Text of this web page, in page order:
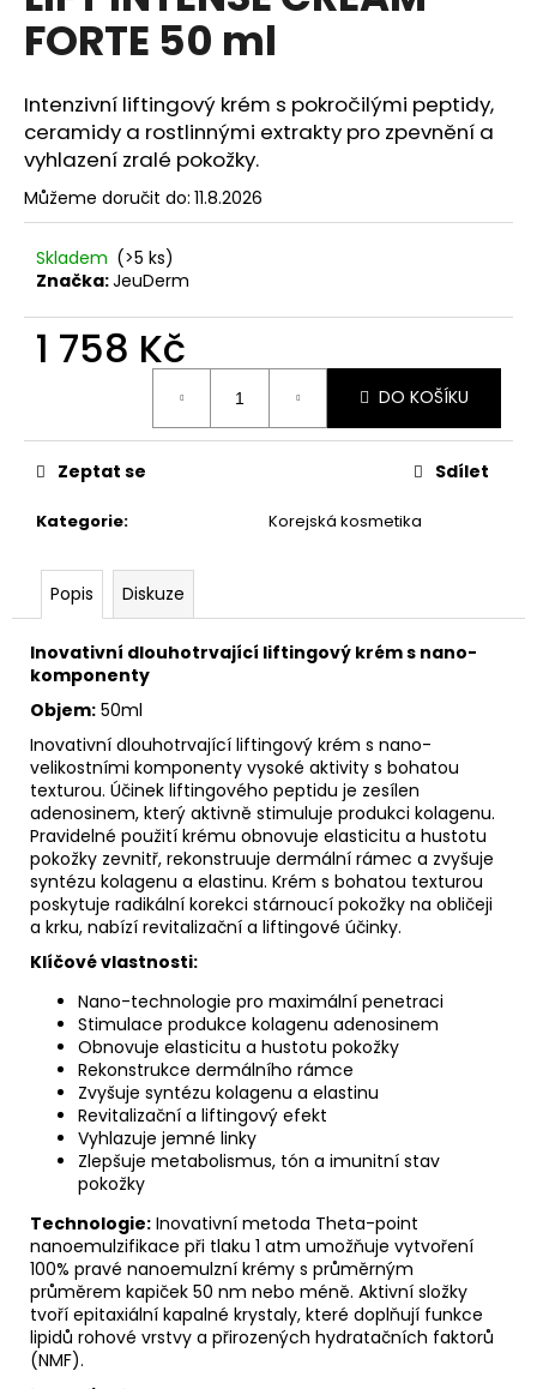
0,0
hvězdiček.
FORTE 50 ml
Intenzivní liftingový krém s pokročilými peptidy,
ceramidy a rostlinnými extrakty pro zpevnění a
vyhlazení zralé pokožky.
Můžeme doručit do: 11.8.2026
Skladem (>5 ks)
Značka:JeuDerm
1 758 Kč
DO KOŠÍKU
Kategorie: Korejská kosmetika
Zeptat se Sdílet
Popis Diskuze
Inovativní dlouhotrvající liftingový krém s nano-
komponenty
Objem: 50ml
Inovativní dlouhotrvající liftingový krém s nano-
velikostními komponenty vysoké aktivity s bohatou
texturou. Účinek liftingového peptidu je zesílen
adenosinem, který aktivně stimuluje produkci kolagenu.
Pravidelné použití krému obnovuje elasticitu a hustotu
pokožky zevnitř, rekonstruuje dermální rámec a zvyšuje
syntézu kolagenu a elastinu. Krém s bohatou texturou
poskytuje radikální korekci stárnoucí pokožky na obličeji
a krku, nabízí revitalizační a liftingové účinky.
Klíčové vlastnosti:
Nano-technologie pro maximální penetraci
Stimulace produkce kolagenu adenosinem
Obnovuje elasticitu a hustotu pokožky
Rekonstrukce dermálního rámce
Zvyšuje syntézu kolagenu a elastinu
Revitalizační a liftingový efekt
Vyhlazuje jemné linky
Zlepšuje metabolismus, tón a imunitní stav
pokožky
Technologie: Inovativní metoda Theta-point
nanoemulzifikace při tlaku 1 atm umožňuje vytvoření
100% pravé nanoemulzní krémy s průměrným
průměrem kapiček 50 nm nebo méně. Aktivní složky
tvoří epitaxiální kapalné krystaly, které doplňují funkce
lipidů rohové vrstvy a přirozených hydratačních faktorů
(NMF).
a
j
í
t
?
p
o
u
e
m
e
BIOMEDIX
ORTHO
COLLAGEN
PLUS
1
380
Kč
Původně:
420
Kč